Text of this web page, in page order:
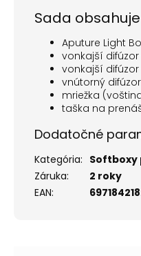
Sada obsahuje
Aputure Light
vonkajší difúzor
vonkajší difúzor
vnútorný difúzor
mriežka
taška na
Dodatočné
Kategória: Softboxy
Záruka:
2 roky
EAN: